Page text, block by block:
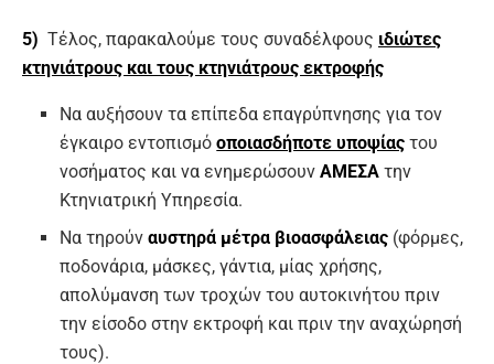
5) Τέλος, παρακαλούμε τους συναδέλφους ιδιώτες
κτηνιάτρους και τους κτηνιάτρους εκτροφής
Να αυξήσουν τα επίπεδα επαγρύπνησης για τον
έγκαιρο εντοπισμόοποιασδήποτε υποψίας του
νοσήματος και να ενημερώσουνΑΜΕΣΑ την
Κτηνιατρική Υπηρεσία.
Να τηρούναυστηρά μέτρα βιοασφάλειας (φόρμες,
ποδονάρια, μάσκες, γάντια, μίας χρήσης,
απολύμανση των τροχών του αυτοκινήτου πριν
την είσοδο στην εκτροφή και πριν την αναχώρησή
τους).